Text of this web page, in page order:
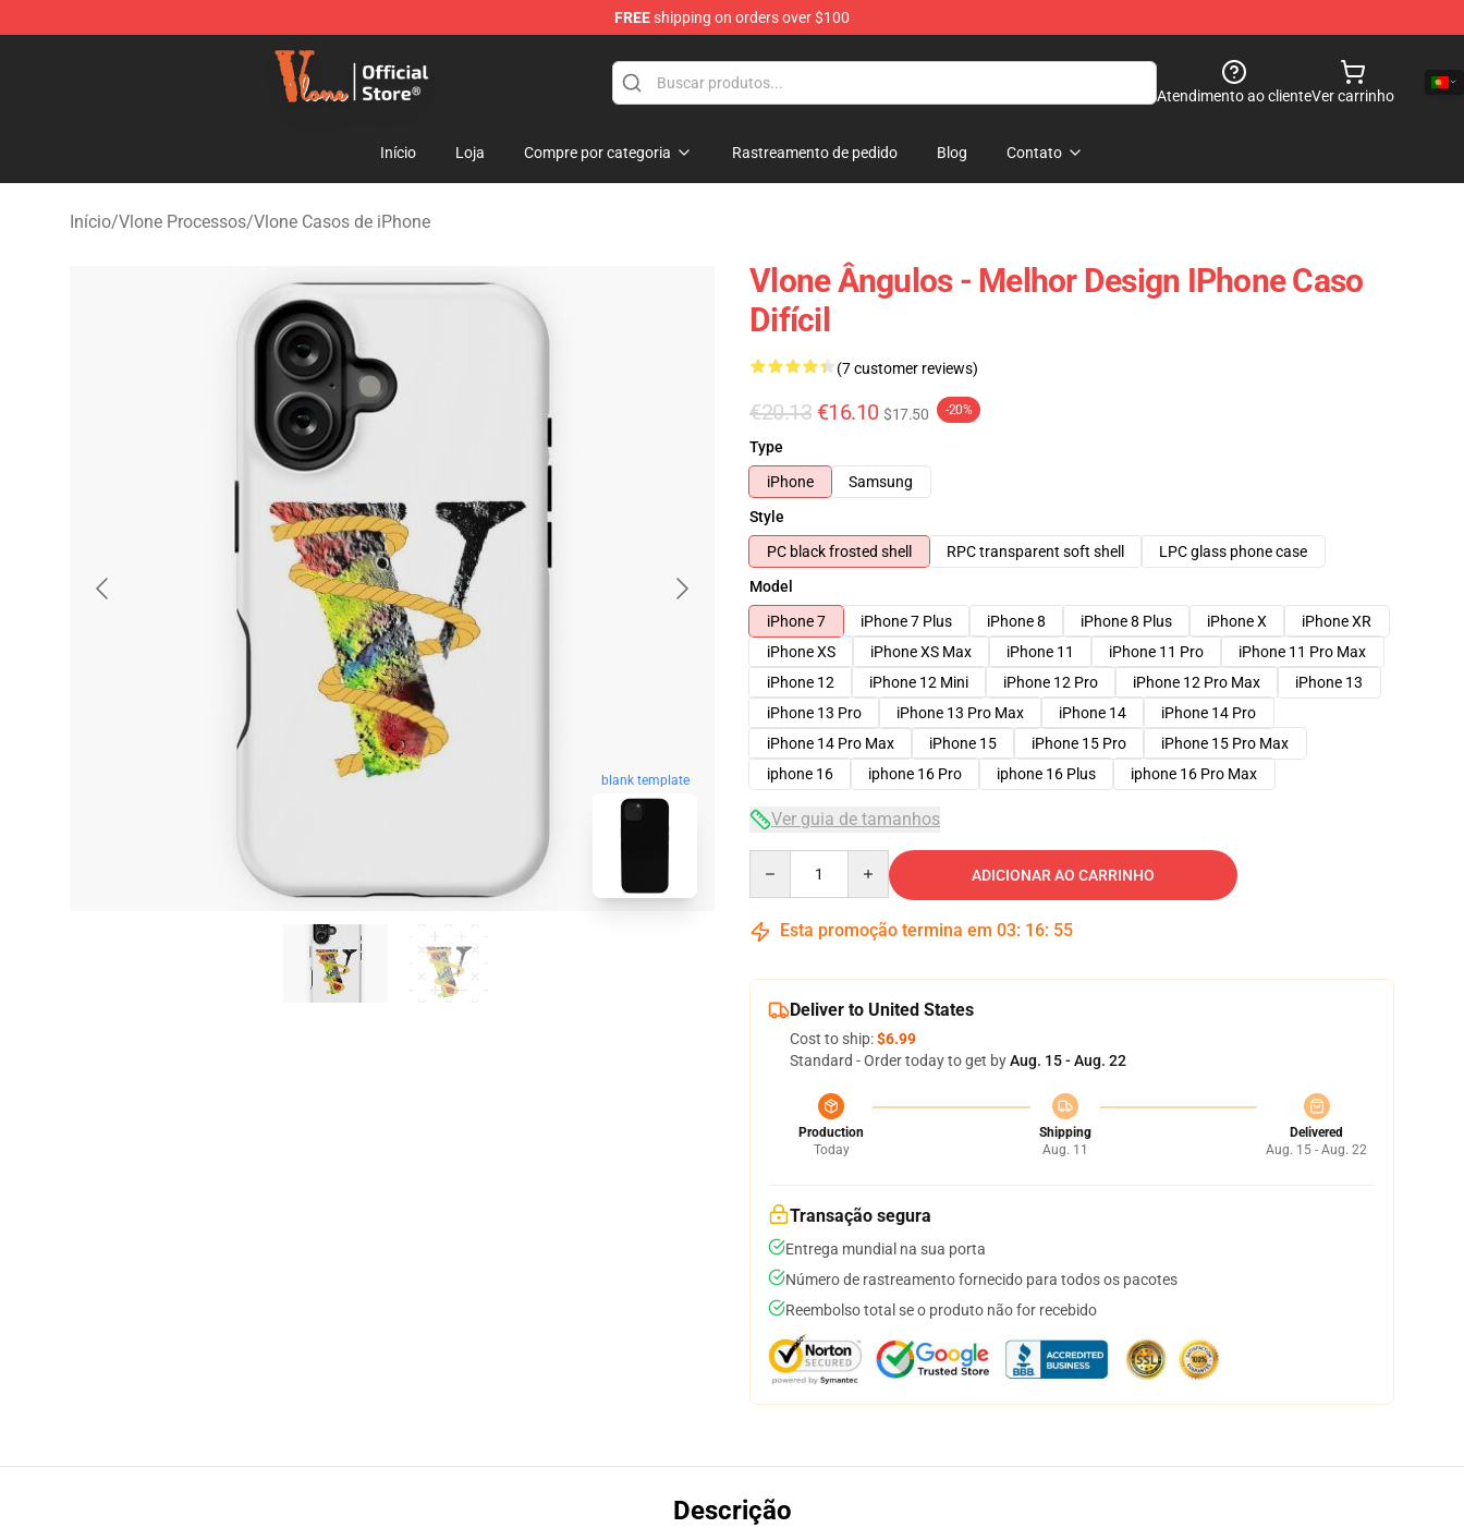
FREEshipping on orders over $100
Vlone Shop - Official Vlone Merchandise Store
Atendimento ao clienteVer carrinho
Início Loja Compre por categoria Rastreamento de pedido Blog Contato
Início/Vlone Processos/Vlone Casos de iPhone
blank template
Vlone Ângulos - Melhor Design IPhone Caso
Difícil
(7 customer reviews)
€20.13 €16.10 $17.50 -20%
Type
iPhone
Samsung
Style
PC black frosted shell
RPC transparent soft shell
LPC glass phone case
Model
iPhone 7
iPhone 7 Plus iPhone 8 iPhone 8 Plus iPhone X
iPhone XR
iPhone XS
iPhone XS Max iPhone 11 iPhone 11 Pro
iPhone 11 Pro Max
iPhone 12
iPhone 12 Mini iPhone 12 Pro iPhone 12 Pro Max
iPhone 13
iPhone 13 Pro
iPhone 13 Pro Max iPhone 14
iPhone 14 Pro
iPhone 14 Pro Max
iPhone 15 iPhone 15 Pro
iPhone 15 Pro Max
iphone 16
iphone 16 Pro iphone 16 Plus iphone 16 Pro Max
Ver guia de tamanhos
ADICIONAR AO CARRINHO
Esta promoção termina em 03: 16: 54
Deliver to United States
Cost to ship:$6.99
Standard - Order today to get byAug. 15 - Aug. 22
Production
Today
Shipping
Aug. 11
Delivered
Aug. 15 - Aug. 22
Transação segura
Entrega mundial na sua porta
Número de rastreamento fornecido para todos os pacotes
Reembolso total se o produto não for recebido
Descrição